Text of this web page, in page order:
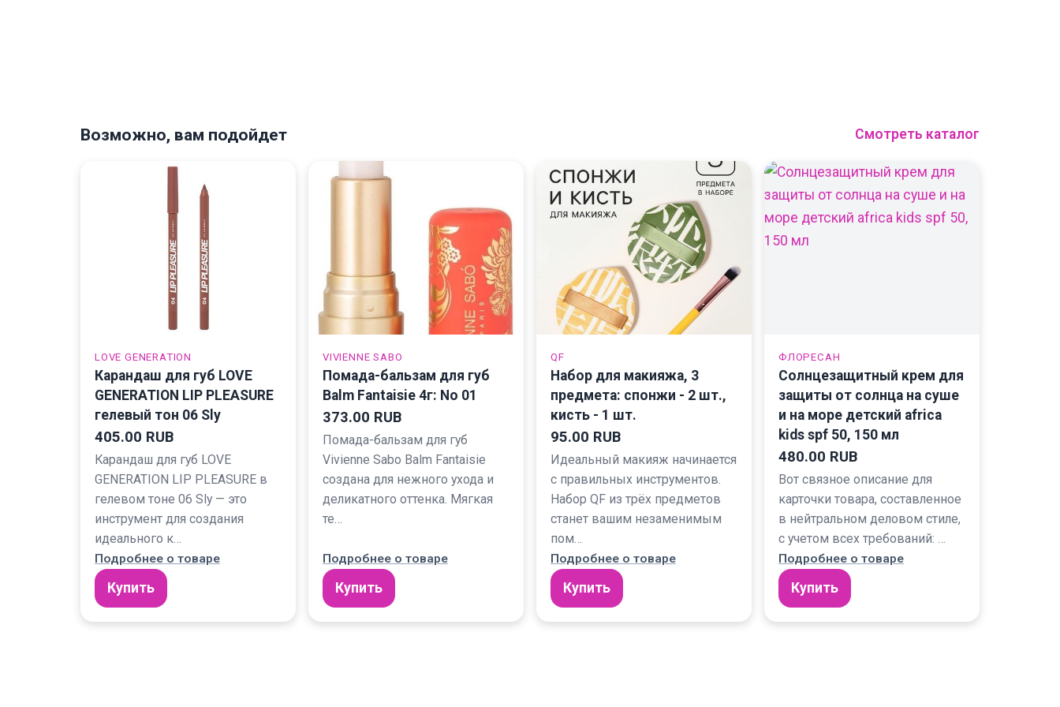
Возможно, вам подойдет Смотреть каталог
LOVE GENERATION
Карандаш для губ LOVE
GENERATION LIP PLEASURE
гелевый тон 06 Sly
405.00 RUB
Карандаш для губ LOVE
GENERATION LIP PLEASURE в
гелевом тоне 06 Sly — это
инструмент для создания
идеального к…
Подробнее о товаре
Купить
VIVIENNE SABO
Помада-бальзам для губ
Balm Fantaisie 4г: No 01
373.00 RUB
Помада-бальзам для губ
Vivienne Sabo Balm Fantaisie
создана для нежного ухода и
деликатного оттенка. Мягкая
те…
Подробнее о товаре
Купить
QF
Набор для макияжа, 3
предмета: спонжи - 2 шт.,
кисть - 1 шт.
95.00 RUB
Идеальный макияж начинается
с правильных инструментов.
Набор QF из трёх предметов
станет вашим незаменимым
пом…
Подробнее о товаре
Купить
ФЛОРЕСАН
Солнцезащитный крем для
защиты от солнца на суше
и на море детский africa
kids spf 50, 150 мл
480.00 RUB
Вот связное описание для
карточки товара, составленное
в нейтральном деловом стиле,
с учетом всех требований: …
Подробнее о товаре
Купить